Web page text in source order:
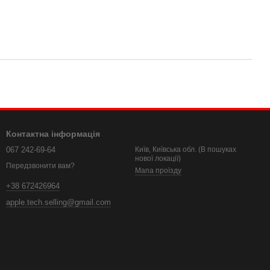
Контактна інформація
067 242-69-64
Передзвонити вам?
+38 672426964
apple.tech.selling@gmail.com
Київ, Київська обл. (В пошуках
нової локації)
Мапа проїзду